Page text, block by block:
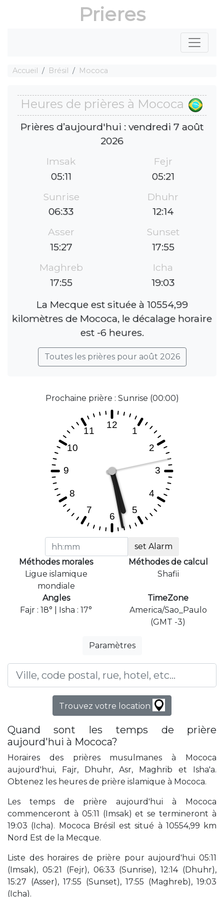
Prieres
Accueil Brésil Mococa
Heures de prières à Mococa
Prières d’aujourd'hui : vendredi 7 août
2026
Imsak
05:11
Fejr
05:21
Sunrise
06:33
Dhuhr
12:14
Asser
15:27
Sunset
17:55
Maghreb
17:55
Icha
19:03
La Mecque est située à 10554,99
kilomètres de Mococa, le décalage horaire
est -6 heures.
Toutes les prières pour août 2026
Prochaine prière : Sunrise (00:00)
set Alarm
Méthodes morales
Ligue islamique
mondiale
Méthodes de calcul
Shafii
Angles
Fajr : 18° | Isha : 17°
TimeZone
America/Sao_Paulo
(GMT -3)
Paramètres
Trouvez votre location
Quand sont les temps de prière
aujourd'hui à Mococa?
Horaires des prières musulmanes à Mococa
aujourd'hui, Fajr, Dhuhr, Asr, Maghrib et Isha'a.
Obtenez les heures de prière islamique à Mococa.
Les temps de prière aujourd'hui à Mococa
commenceront à 05:11 (Imsak) et se termineront à
19:03 (Icha). Mococa Brésil est situé à 10554,99 km
Nord Est de la Mecque.
Liste des horaires de prière pour aujourd'hui 05:11
(Imsak), 05:21 (Fejr), 06:33 (Sunrise), 12:14 (Dhuhr),
15:27 (Asser), 17:55 (Sunset), 17:55 (Maghreb), 19:03
(Icha).